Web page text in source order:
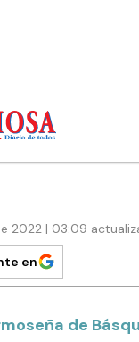
2022 | 03:09
en
de